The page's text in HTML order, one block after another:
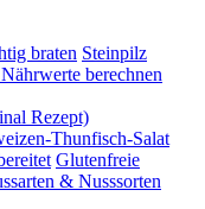
braten Steinpilz
berechnen
Rezept)
Thunfisch-Salat
Glutenfreie
& Nusssorten